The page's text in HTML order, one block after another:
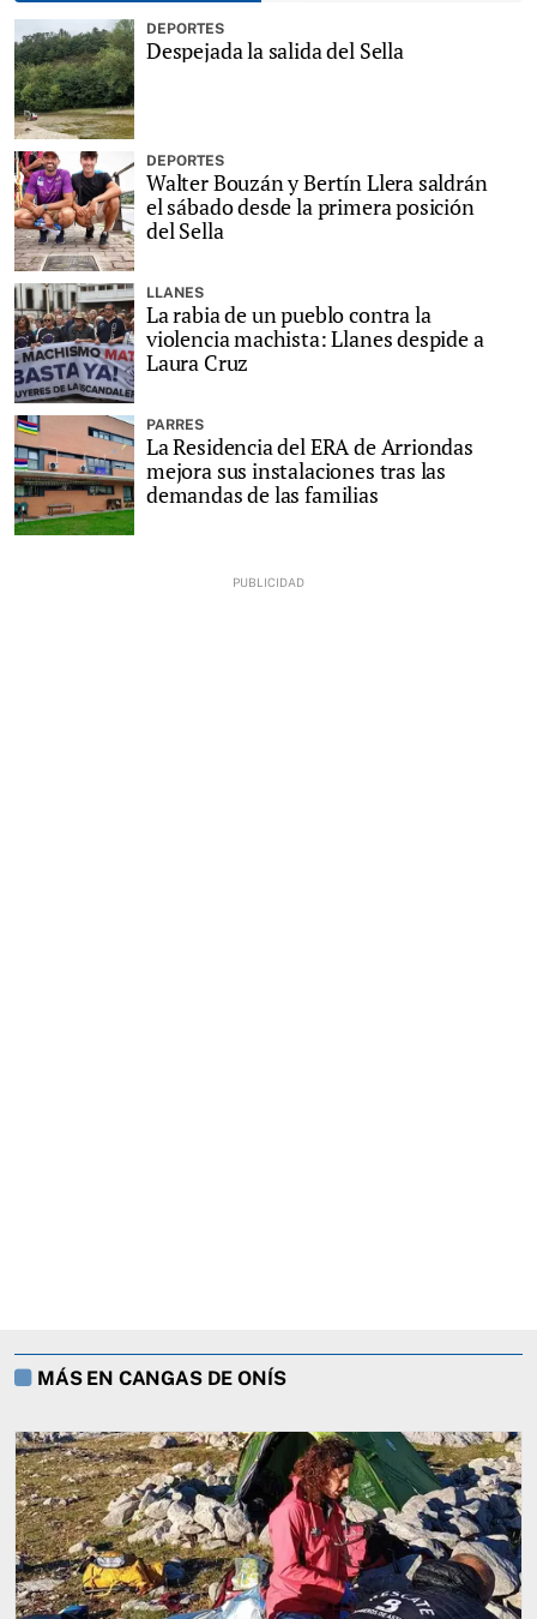
DEPORTES
Despejada la salida del Sella
DEPORTES
Walter Bouzán y Bertín Llera saldrán
el sábado desde la primera posición
del Sella
LLANES
La rabia de un pueblo contra la
violencia machista: Llanes despide a
Laura Cruz
PARRES
La Residencia del ERA de Arriondas
mejora sus instalaciones tras las
demandas de las familias
MÁS EN CANGAS DE ONÍS